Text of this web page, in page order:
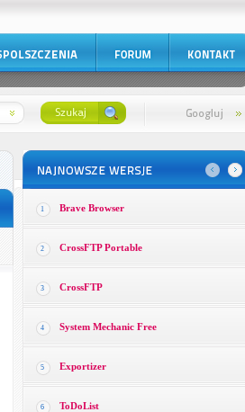
1 Brave Browser
2 CrossFTP Portable
3 CrossFTP
4 System Mechanic Free
5 Exportizer
6 ToDoList